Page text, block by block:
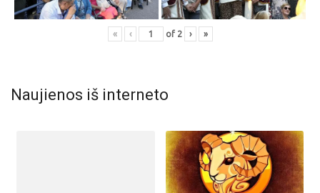
« ‹ of 2 › »
Naujienos iš interneto